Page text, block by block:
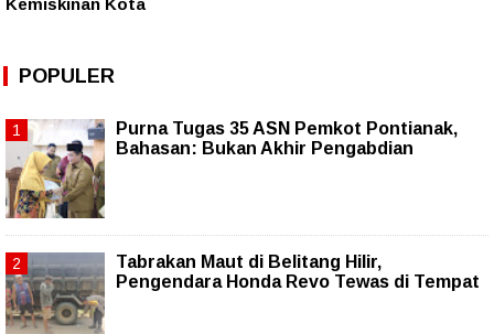
POPULER
Purna Tugas 35 ASN Pemkot Pontianak,
Bahasan: Bukan Akhir Pengabdian
Tabrakan Maut di Belitang Hilir,
Pengendara Honda Revo Tewas di Tempat